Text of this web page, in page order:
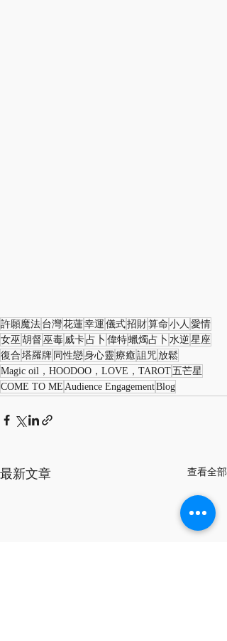
許願魔法 台灣花蓮幸運 儀式招財算命 小人 愛情
女巫 胡督 巫毒 威卡占卜 偉特蠟燭占卜 水逆 星座
復合 塔羅牌 同性戀身心靈療癒 詛咒放鬆
Magic oil，HOODOO，LOVE，TAROT五芒星
COME TO ME Audience EngagementBlog
最新文章 查看全部